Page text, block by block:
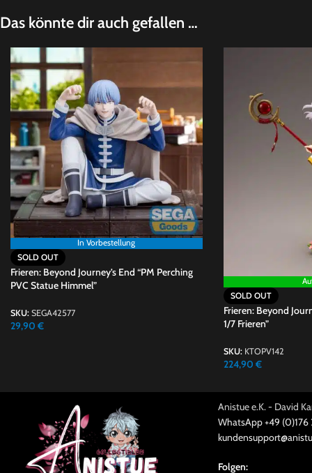
Das könnte dir auch gefallen …
In Vorbestellung
SOLD OUT
Frieren: Beyond Journey’s End “PM Perching
PVC Statue Himmel”
SKU: SEGA42577
29,90 €
SOLD OUT
Frieren: Beyond
1/7 Frieren”
SKU: KTOPV142
224,90 €
Anistue e.K. - David
WhatsApp +49 (0)176
Folgen: